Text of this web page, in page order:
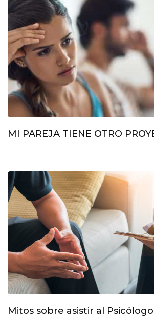
MI PAREJA TIENE OTRO
Mitos sobre asistir al Psicólogo